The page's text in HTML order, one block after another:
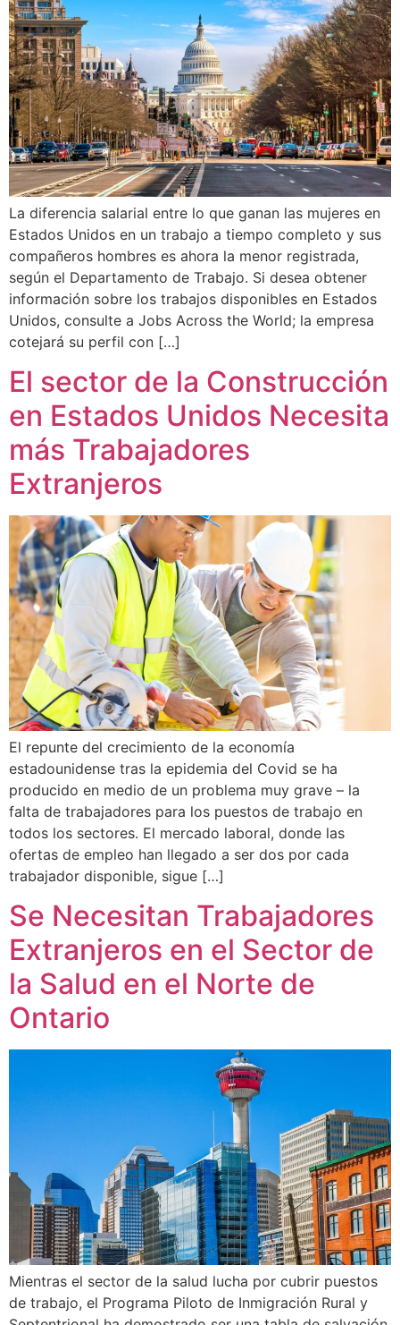
La diferencia salarial entre lo que ganan las mujeres en
Estados Unidos en un trabajo a tiempo completo y sus
compañeros hombres es ahora la menor registrada,
según el Departamento de Trabajo. Si desea obtener
información sobre los trabajos disponibles en Estados
Unidos, consulte a Jobs Across the World; la empresa
cotejará su perfil con […]
El sector de la Construcción
en Estados Unidos Necesita
más Trabajadores
Extranjeros
El repunte del crecimiento de la economía
estadounidense tras la epidemia del Covid se ha
producido en medio de un problema muy grave – la
falta de trabajadores para los puestos de trabajo en
todos los sectores. El mercado laboral, donde las
ofertas de empleo han llegado a ser dos por cada
trabajador disponible, sigue […]
Se Necesitan Trabajadores
Extranjeros en el Sector de
la Salud en el Norte de
Ontario
Mientras el sector de la salud lucha por cubrir puestos
de trabajo, el Programa Piloto de Inmigración Rural y